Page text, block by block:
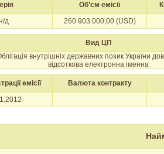
Об’єм емісії
д
260 903 000,00 (USD)
Вид ЦП
внутрішніх державних позик України
відсоткова електронна іменна
емісії
Валюта контракту